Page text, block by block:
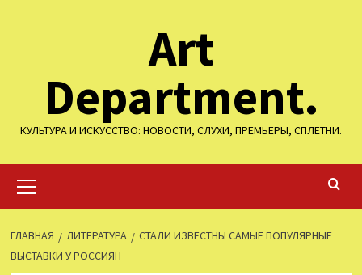
Art
Department.
КУЛЬТУРА И ИСКУССТВО: НОВОСТИ, СЛУХИ, ПРЕМЬЕРЫ, СПЛЕТНИ.
меню
ГЛАВНАЯ ЛИТЕРАТУРА
СТАЛИ ИЗВЕСТНЫ САМЫЕ ПОПУЛЯРНЫЕ
ВЫСТАВКИ У РОССИЯН